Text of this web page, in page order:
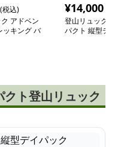
(税込)
アドベン
ッキング バ
¥14,000
登山リュック
パクト 縦型デ
ト登山リュック